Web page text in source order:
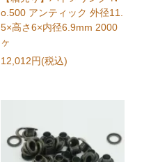
o.500 アンティック 外径11.
5×高さ6×内径6.9mm 2000
ヶ
12,012円(税込)